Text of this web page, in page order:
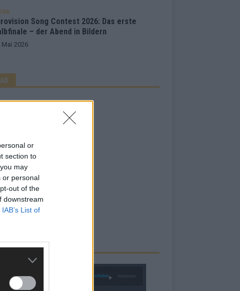
or
section to
may
or personal
out of the
downstream
IAB’s List of
Song Contest 2026: Das erste
– der Abend in Bildern
Mai 2026
AD
WERBE BEI UNS!